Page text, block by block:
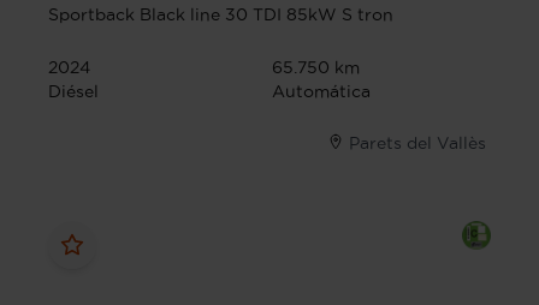
Sportback Black line 30 TDI 85kW S tron
2024
65.750 km
Diésel
Automática
Parets del Vallès